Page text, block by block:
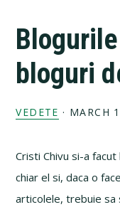
bloguri
VEDETE · MARCH
Cristi Chivu si-a
chiar el si, daca o
articolele, trebuie sa